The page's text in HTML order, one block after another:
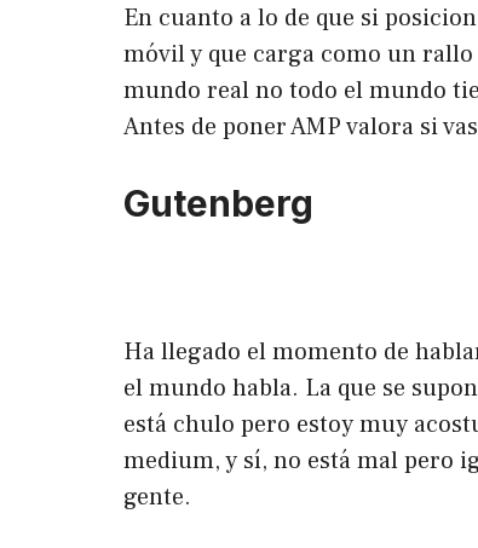
En cuanto a lo de que si
móvil y que carga como un
mundo real no todo el mundo
Antes de poner AMP valora si
Gutenberg
Ha llegado el momento de
el mundo habla. La que se
está chulo pero estoy muy
medium, y sí, no está mal pero
gente.